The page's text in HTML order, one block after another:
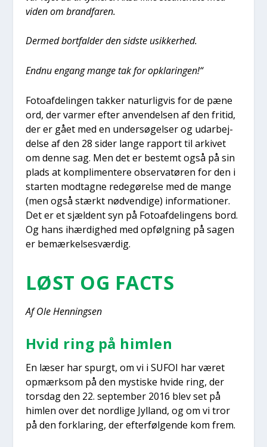
viden om brand­fa­ren.
Der­med bort­fal­der den sid­ste usik­ker­hed.
End­nu engang man­ge tak for opkla­rin­gen!“
Foto­af­de­lin­gen tak­ker natur­lig­vis for de pæne
ord, der var­mer efter anven­del­sen af den fri­tid,
der er gået med en under­sø­gel­ser og udar­bej­
del­se af den 28 sider lan­ge rap­port til arki­vet
om den­ne sag. Men det er bestemt også på sin
plads at kom­pli­men­te­re obser­va­tø­ren for den i
star­ten mod­tag­ne rede­gø­rel­se med de man­ge
(men også stærkt nød­ven­di­ge) infor­ma­tio­ner.
Det er et sjæl­dent syn på Foto­af­de­lin­gens bord.
Og hans ihær­dig­hed med opfølg­ning på sagen
er bemær­kel­ses­vær­dig.
LØST OG FACTS
Af Ole Hen­nings­en
Hvid ring på him­len
En læser har spurgt, om vi i SUFOI har været
opmærk­som på den mysti­ske hvi­de ring, der
tors­dag den 22. sep­tem­ber 2016 blev set på
him­len over det nord­li­ge Jyl­land, og om vi tror
på den for­kla­ring, der efter­føl­gen­de kom frem.